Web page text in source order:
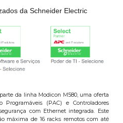
da Schneider Electric
da linha Modicon M580, uma oferta
Programáveis (PAC) e Controladores
com Ethernet integrada. Este
máxima de 16 racks remotos com até